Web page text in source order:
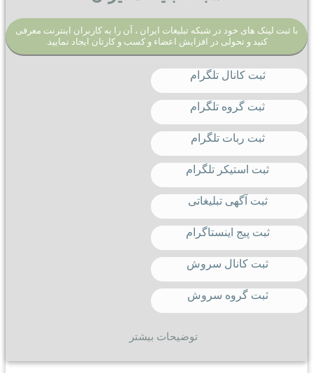
با ثبت لینک های خود در شبکه تبلیغات ایران ، آن را به کاربران اینترنت معرفی
کنید و تحولی در افزایش اعضاء و کسب و کارتان ایجاد نمایید.
ثبت کانال تلگرام
ثبت گروه تلگرام
ثبت ربات تلگرام
ثبت استیکر تلگرام
ثبت آگهی تبلیغاتی
ثبت پیج اینستاگرام
ثبت کانال سروش
ثبت گروه سروش
توضیحات بیشتر